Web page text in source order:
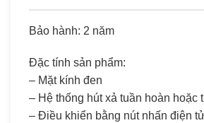
Bảo hành: 2 năm
Đặc tính sản phẩm:
– Mặt kính đen
– Hệ thống hút xả tuần hoàn hoặc
– Điều khiển bằng nút nhấn điện